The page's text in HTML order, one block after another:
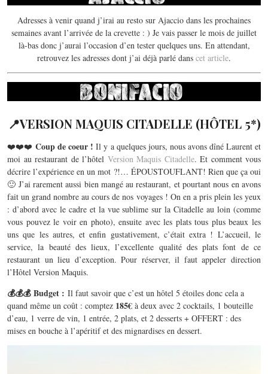
Adresses à venir quand j’irai au resto sur Ajaccio dans les prochaines
semaines avant l’arrivée de la crevette : ) Je vais passer le mois de juillet
là-bas donc j’aurai l’occasion d’en tester quelques uns. En attendant,
retrouvez les adresses dont j’ai déjà parlé dans cet article.
📍VERSION MAQUIS CITADELLE (HÔTEL 5*)
❤️❤️❤️Coup de coeur ! Il y a quelques jours, nous avons dîné Laurent et
moi au restaurant de l’hôtel Version Maquis Citadelle. Et comment vous
décrire l’expérience en un mot ?!… ÉPOUSTOUFLANT! Rien que ça oui
🙂 J’ai rarement aussi bien mangé au restaurant, et pourtant nous en avons
fait un grand nombre au cours de nos voyages ! On en a pris plein les yeux
: d’abord avec le cadre et la vue sublime sur la Citadelle au loin (comme
vous pouvez le voir en photo), ensuite avec les plats tous plus beaux les
uns que les autres, et enfin gustativement, c’était extra ! L’accueil, le
service, la beauté des lieux, l’excellente qualité des plats font de ce
restaurant un lieu d’exception. Pour réserver, il faut appeler direction
l’Hôtel Version Maquis.
💰💰💰 Budget : Il faut savoir que c’est un hôtel 5 étoiles donc cela a
quand même un coût : comptez 185€ à deux avec 2 cocktails, 1 bouteille
d’eau, 1 verre de vin, 1 entrée, 2 plats, et 2 desserts + OFFERT : des
mises en bouche à l’apéritif et des mignardises en dessert.